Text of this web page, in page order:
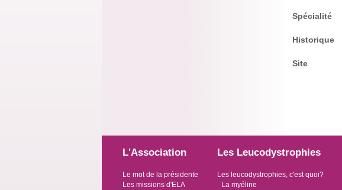
Spécialité
Historique
Site
L'Association
Le mot de la présidente
Les missions d'ELA
Les Leucodystrophies
Les leucodystrophies, c'est quoi?
La myéline